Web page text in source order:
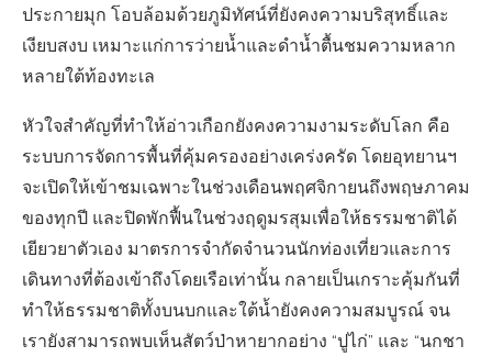
ประกายมุก โอบล้อมด้วยภูมิทัศน์ที่ยังคงความบริสุทธิ์และ
เงียบสงบ เหมาะแก่การว่ายน้ำและดำน้ำตื้นชมความหลาก
หลายใต้ท้องทะเล
หัวใจสำคัญที่ทำให้อ่าวเกือกยังคงความงามระดับโลก คือ
ระบบการจัดการพื้นที่คุ้มครองอย่างเคร่งครัด โดยอุทยานฯ
จะเปิดให้เข้าชมเฉพาะในช่วงเดือนพฤศจิกายนถึงพฤษภาคม
ของทุกปี และปิดพักฟื้นในช่วงฤดูมรสุมเพื่อให้ธรรมชาติได้
เยียวยาตัวเอง มาตรการจำกัดจำนวนนักท่องเที่ยวและการ
เดินทางที่ต้องเข้าถึงโดยเรือเท่านั้น กลายเป็นเกราะคุ้มกันที่
ทำให้ธรรมชาติทั้งบนบกและใต้น้ำยังคงความสมบูรณ์ จน
เรายังสามารถพบเห็นสัตว์ป่าหายากอย่าง “ปูไก่” และ “นกชา